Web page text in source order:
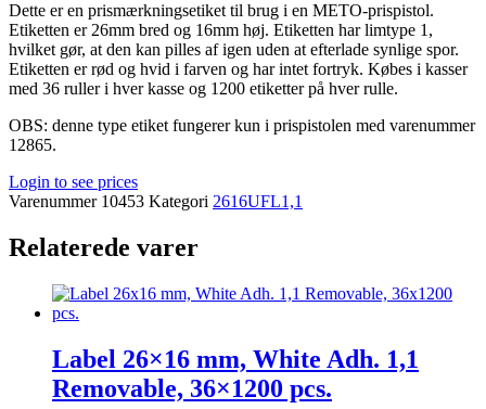
Dette er en prismærkningsetiket til brug i en METO-prispistol.
Etiketten er 26mm bred og 16mm høj. Etiketten har limtype 1,
hvilket gør, at den kan pilles af igen uden at efterlade synlige spor.
Etiketten er rød og hvid i farven og har intet fortryk. Købes i kasser
med 36 ruller i hver kasse og 1200 etiketter på hver rulle.
OBS: denne type etiket fungerer kun i prispistolen med varenummer
12865.
Login to see prices
Varenummer 10453 Kategori 2616UFL1,1
Relaterede varer
Label 26×16 mm, White Adh. 1,1
Removable, 36×1200 pcs.